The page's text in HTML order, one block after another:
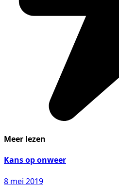
Meer lezen
Kans op onweer
8 mei 2019